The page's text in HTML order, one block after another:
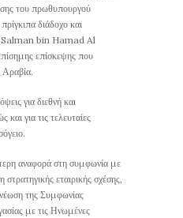
του πρωθυπουργού
διάδοχο και
Salman bin Hamad Al
επίσκεψης που
Αραβία.
για διεθνή και
για τις τελευταίες
αναφορά στη συμφωνία με
στρατηγικής εταιρικής σχέσης,
της Συμφωνίας
με τις Ηνωμένες